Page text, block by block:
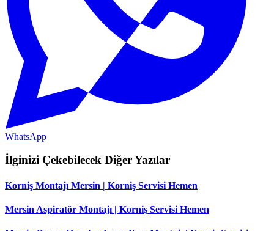
WhatsApp
İlginizi Çekebilecek Diğer Yazılar
Korniş Montajı Mersin | Korniş Servisi Hemen
Mersin Aspiratör Montajı | Korniş Servisi Hemen